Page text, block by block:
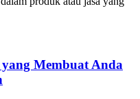
Membuat Anda